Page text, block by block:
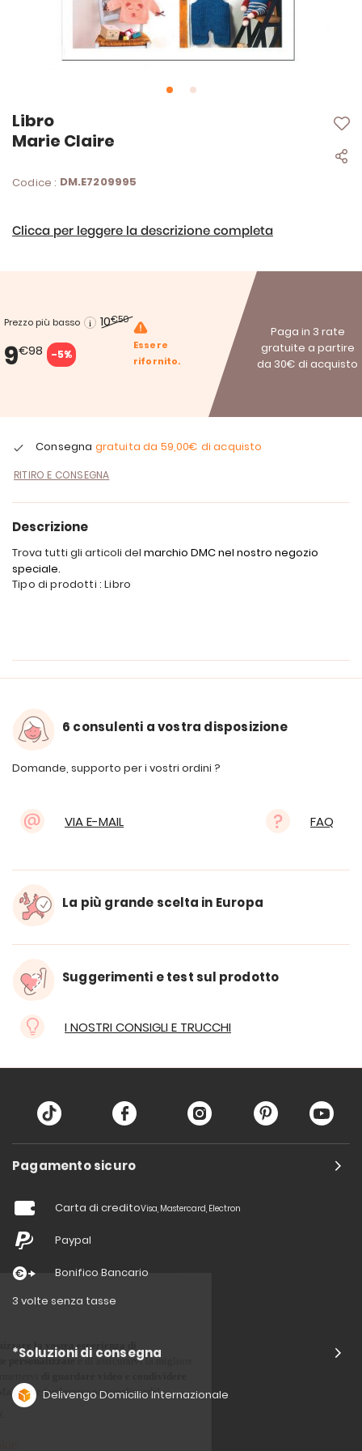
Libro
Marie Claire
Codice : DM.E7209995
Clicca per leggere la descrizione completa
Prezzo più basso 10€50
9€98 -5%
Paga in 3 rate
gratuite a partire
da 30€ di acquisto
Essere
rifornito.
Consegna gratuita da 59,00€ di acquisto
RITIRO E CONSEGNA
Vai
all'inizio
della
di
Descrizione
Trova tutti gli articoli del marchio DMC nel nostro negozio
speciale.
Tipo di prodotti : Libro
6 consulenti a vostra disposizione
Domande, supporto per i vostri ordini ?
VIA E-MAIL FAQ
La più grande scelta in Europa
Suggerimenti e test sul prodotto
I NOSTRI CONSIGLI E TRUCCHI
Pagamento sicuro
Carta di creditoVisa, Mastercard, Electron
Paypal
Bonifico Bancario
3 volte senza tasse
*Soluzioni di consegna
Delivengo Domicilio Internazionale